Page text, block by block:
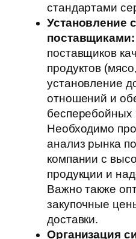
стандартами
Установление
поставщиками:
поставщиков
продуктов
установление
отношений и
бесперебойных
Необходимо
анализ рынка
компании с
продукции и
Важно также
закупочные
доставки.
Организация